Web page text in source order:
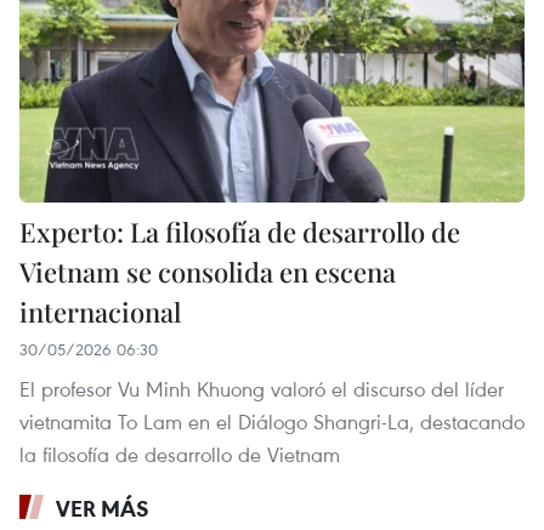
Experto: La filosofía de desarrollo de
Vietnam se consolida en escena
internacional
30/05/2026 06:30
El profesor Vu Minh Khuong valoró el discurso del líder
vietnamita To Lam en el Diálogo Shangri-La, destacando
la filosofía de desarrollo de Vietnam
VER MÁS